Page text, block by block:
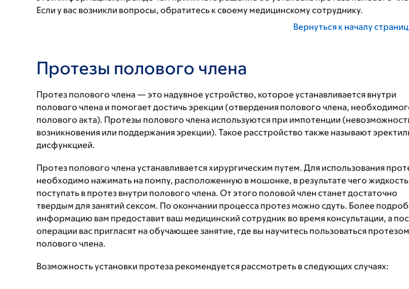
Если у вас возникли вопросы, обратитесь к своему медицинскому сотруднику.
Вернуться к началу
Протезы полового члена
Протез полового члена — это надувное устройство, которое устанавливается внутри
полового члена и помогает достичь эрекции (отвердения полового члена,
полового акта). Протезы полового члена используются при импотенции
возникновения или поддержания эрекции). Такое расстройство также называют
дисфункцией.
Протез полового члена устанавливается хирургическим путем. Для использования
необходимо нажимать на помпу, расположенную в мошонке, в результате чего
поступать в протез внутри полового члена. От этого половой член станет достаточно
твердым для занятий сексом. По окончании процесса протез можно сдуть. Более
информацию вам предоставит ваш медицинский сотрудник во время консультации, а
операции вас пригласят на обучающее занятие, где вы научитесь пользоваться протезом
полового члена.
Возможность установки протеза рекомендуется рассмотреть в следующих случаях: